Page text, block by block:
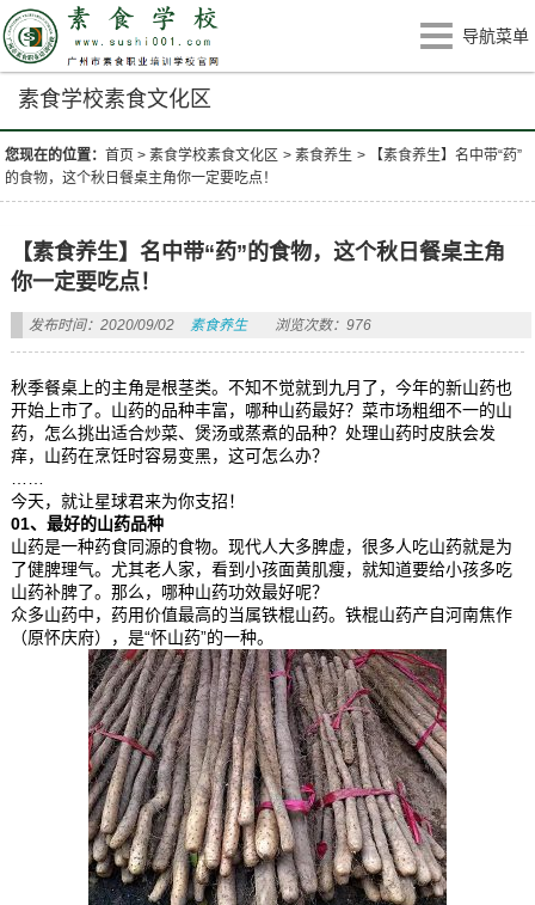
导航菜单
素食学校素食文化区
您现在的位置：首页 >素食学校素食文化区 >素食养生 >
【素食养生】名中带“药”
的食物，这个秋日餐桌主角你一定要吃点！
【素食养生】名中带“药”的食物，这个秋日餐桌主角
你一定要吃点！
发布时间：2020/09/02 素食养生 浏览次数：976
秋季餐桌上的主角是根茎类。不知不觉就到九月了，今年的新山药也
开始上市了。山药的品种丰富，哪种山药最好？菜市场粗细不一的山
药，怎么挑出适合炒菜、煲汤或蒸煮的品种？处理山药时皮肤会发
痒，山药在烹饪时容易变黑，这可怎么办？
今天，就让星球君来为你支招！
01、 最好的山药品种
山药是一种药食同源的食物。现代人大多脾虚，很多人吃山药就是为
了健脾理气。尤其老人家，看到小孩面黄肌瘦，就知道要给小孩多吃
山药补脾了。那么，哪种山药功效最好呢？
众多山药中，药用价值最高的当属铁棍山药。铁棍山药产自河南焦作
（原怀庆府），是“怀山药”的一种。